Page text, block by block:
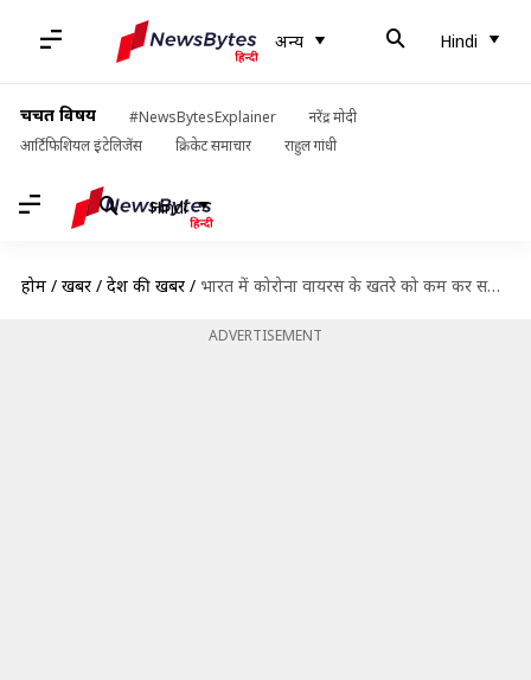
अन्य Hindi
चर्चित विषय #NewsBytesExplainer
नरेंद्र मोदी
आर्टिफिशियल इंटेलिजेंस
क्रिकेट समाचार राहुल गांधी
Hindi
होम / खबरें / देश की खबरें / भारत में कोरोना वायरस के खतरे को कम कर सकती है भौगोलिक और मौसमी भिन्नता- स्टडी
ADVERTISEMENT